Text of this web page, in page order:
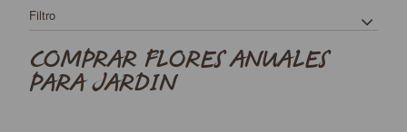
Filtro
COMPRAR FLORES ANUALES
PARA JARDIN